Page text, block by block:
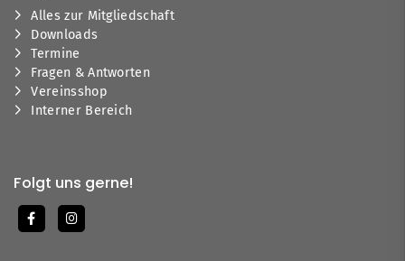
Alles zur Mitgliedschaft
Downloads
Termine
Fragen & Antworten
Vereinsshop
Interner Bereich
Folgt uns gerne!